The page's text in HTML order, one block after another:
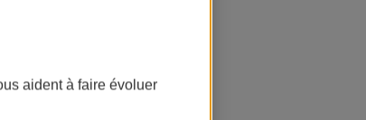
aident à faire évoluer